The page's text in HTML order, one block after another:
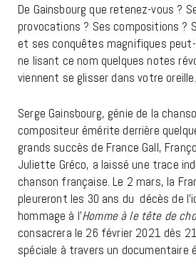
De Gainsbourg que retenez-vous ?
provocations ? Ses compositions ?
et ses conquêtes magnifiques peut-
ne lisant ce nom quelques notes
viennent se glisser dans votre oreille.
Serge Gainsbourg, génie de la
compositeur émérite derrière
grands succès de France Gall,
Juliette Gréco, a laissé une trace
chanson française. Le 2 mars, la
pleureront les 30 ans du décès de
hommage à l’Homme à le tête de
consacrera le 26 février 2021 dès
spéciale à travers un documentaire